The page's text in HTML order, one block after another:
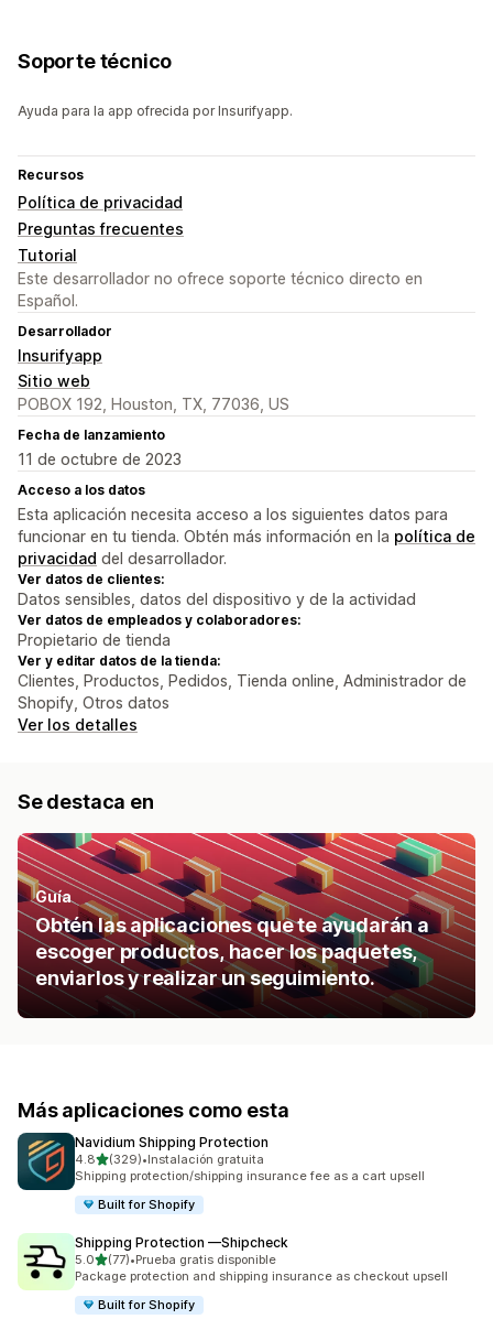
Soporte técnico
Ayuda para la app ofrecida por Insurifyapp.
Recursos
Política de privacidad
Preguntas frecuentes
Tutorial
Este desarrollador no ofrece soporte técnico directo en
Español.
Desarrollador
Insurifyapp
Sitio web
POBOX 192, Houston, TX, 77036, US
Fecha de lanzamiento
11 de octubre de 2023
Acceso a los datos
Esta aplicación necesita acceso a los siguientes datos para
funcionar en tu tienda. Obtén más información en la política de
privacidad del desarrollador.
Ver datos de clientes:
Datos sensibles, datos del dispositivo y de la actividad
Ver datos de empleados y colaboradores:
Propietario de tienda
Ver y editar datos de la tienda:
Clientes, Productos, Pedidos, Tienda online, Administrador de
Shopify, Otros datos
Ver los detalles
Se destaca en
Guía
Obtén las aplicaciones que te ayudarán a
escoger productos, hacer los paquetes,
enviarlos y realizar un seguimiento.
Más aplicaciones como esta
Navidium Shipping Protection
4.8de 5 estrellas
(329)
329 reseñas en total
•Instalación gratuita
Shipping protection/shipping insurance fee as a cart upsell
Built for Shopify
Shipping Protection —Shipcheck
5.0de 5 estrellas
(77)
77 reseñas en total
•Prueba gratis disponible
Package protection and shipping insurance as checkout upsell
Built for Shopify